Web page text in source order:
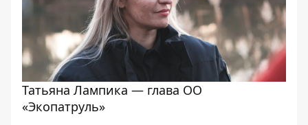
Татьяна Лампика — глава ОО
«Экопатруль»